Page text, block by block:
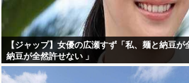
【ジャップ】女優の広瀬すず「私、麺と納豆
納豆が全然許せない 」